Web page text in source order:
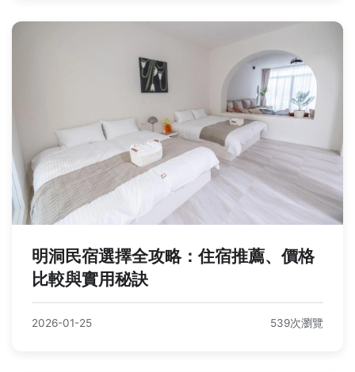
明洞民宿選擇全攻略：住宿推薦、價格
比較與實用秘訣
2026-01-25 539次瀏覽